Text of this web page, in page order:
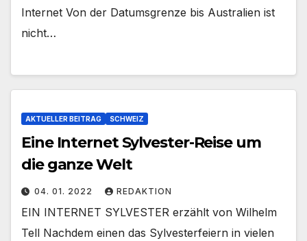
Internet Von der Datumsgrenze bis Australien ist
nicht…
AKTUELLER BEITRAG SCHWEIZ
Eine Internet Sylvester-Reise um
die ganze Welt
04. 01. 2022 REDAKTION
EIN INTERNET SYLVESTER erzählt von Wilhelm
Tell Nachdem einen das Sylvesterfeiern in vielen